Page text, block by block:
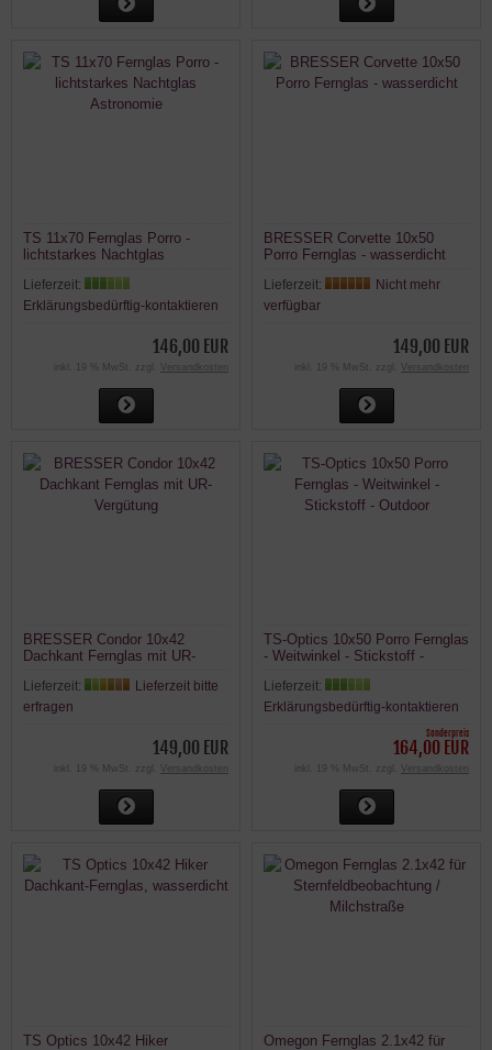
TS 11x70 Fernglas Porro -
lichtstarkes Nachtglas
Lieferzeit:
Erklärungsbedürftig-kontaktieren
146,00 EUR
inkl. 19 % MwSt. zzgl. Versandkosten
BRESSER Corvette 10x50
Porro Fernglas - wasserdicht
Lieferzeit:
Nicht mehr
verfügbar
149,00 EUR
inkl. 19 % MwSt. zzgl. Versandkosten
BRESSER Condor 10x42
Dachkant Fernglas mit UR-
Lieferzeit:
Lieferzeit bitte
erfragen
149,00 EUR
inkl. 19 % MwSt. zzgl. Versandkosten
TS-Optics 10x50 Porro Fernglas
- Weitwinkel - Stickstoff -
Lieferzeit:
Erklärungsbedürftig-kontaktieren
Sonderpreis
164,00 EUR
inkl. 19 % MwSt. zzgl. Versandkosten
TS Optics 10x42 Hiker
Omegon Fernglas 2.1x42 für